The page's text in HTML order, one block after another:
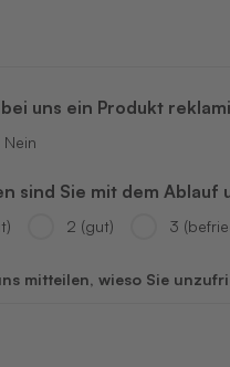
uns ein Produkt
Nein
sind Sie mit dem Ablauf
2 (gut) 3
mitteilen, wieso Sie